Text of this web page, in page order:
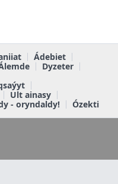
Ádebiet
Dyzeter
Ult ainasy
- oryndaldy! Ózekti